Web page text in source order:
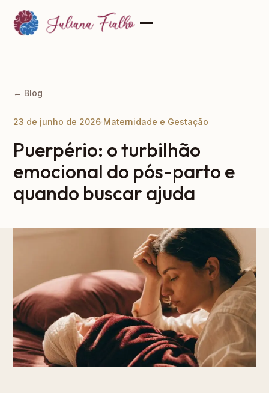
← Blog
23 de junho de 2026 Maternidade e Gestação
Puerpério: o turbilhão
emocional do pós-parto e
quando buscar ajuda